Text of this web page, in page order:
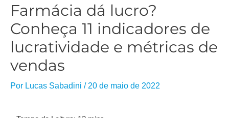
Farmácia dá lucro?
Conheça 11 indicadores de
lucratividade e métricas de
vendas
Por Lucas Sabadini / 20 de maio de 2022